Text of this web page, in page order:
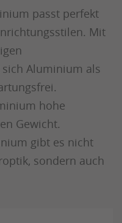
passt perfekt
Mit
Aluminium als
hohe
Gewicht.
gibt es nicht
sondern auch